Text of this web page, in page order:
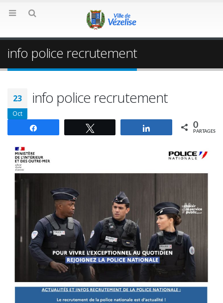
info police recrutement
23
Oct
info police recrutement
Partagez 0
PARTAGES